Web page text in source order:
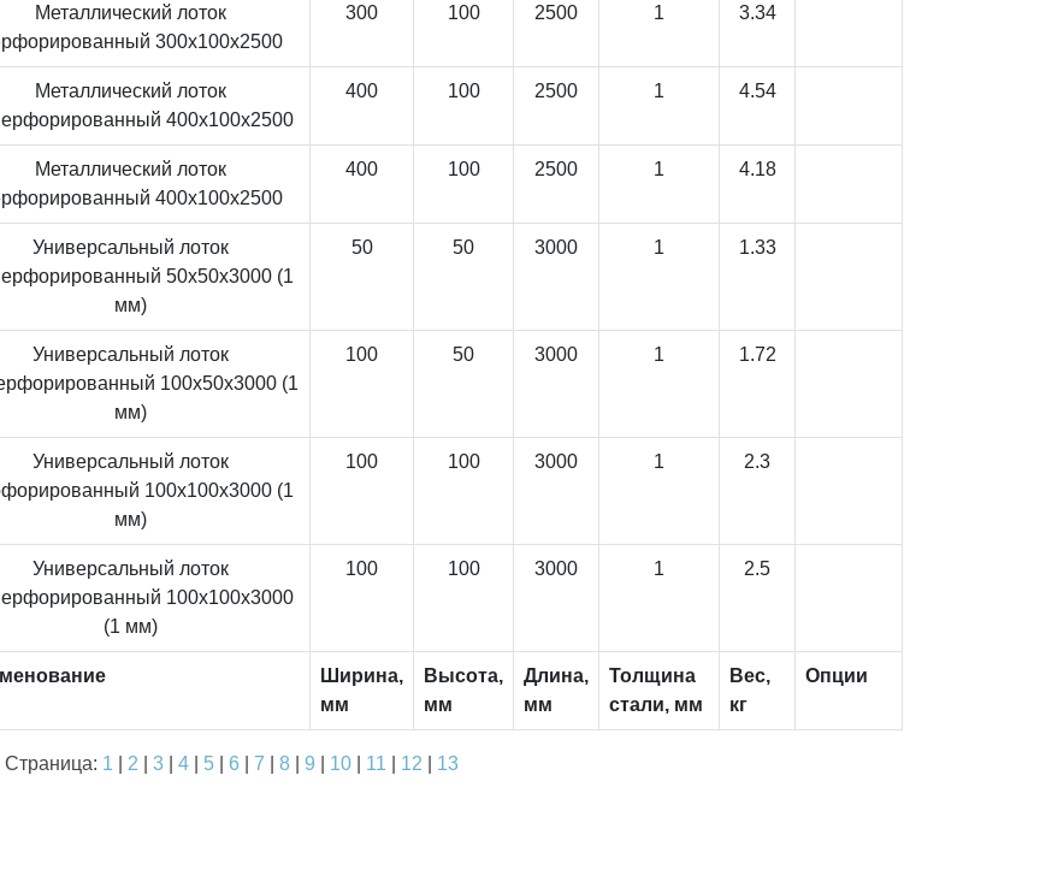
Металлический лоток
300x100x2500
300 100 2500 1 3.34
Металлический лоток
400x100x2500
400 100 2500 1 4.54
Металлический лоток
400x100x2500
400 100 2500 1 4.18
Универсальный лоток
50x50x3000 (1
мм)
50 50 3000 1 1.33
Универсальный лоток
100x50x3000 (1
мм)
100 50 3000 1 1.72
Универсальный лоток
100x100x3000 (1
мм)
100 100 3000 1 2.3
Универсальный лоток
100x100x3000
(1 мм)
100 100 3000 1 2.5
Ширина,
мм
Высота,
мм
Длина,
мм
Толщина
стали, мм
Вес,
кг
Опции
Страница: 1 2 3| 4| 5| 6 7 8| 9 10| 11 12 13